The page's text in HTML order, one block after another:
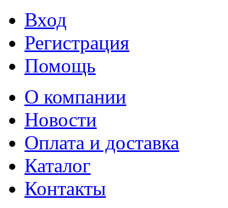
Вход
Регистрация
Помощь
О компании
Новости
Оплата и доставка
Каталог
Контакты